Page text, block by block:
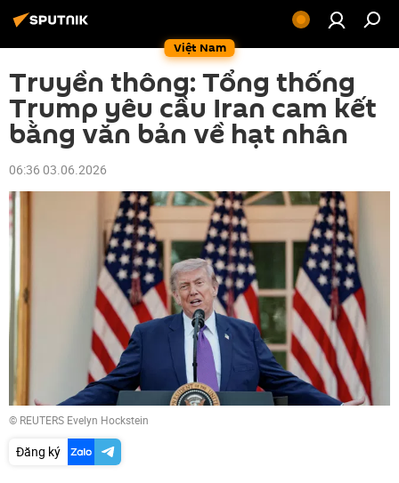
Việt Nam
Truyền thông: Tổng thống
Trump yêu cầu Iran cam kết
bằng văn bản về hạt nhân
06:36 03.06.2026
© REUTERS Evelyn Hockstein
Đăng ký